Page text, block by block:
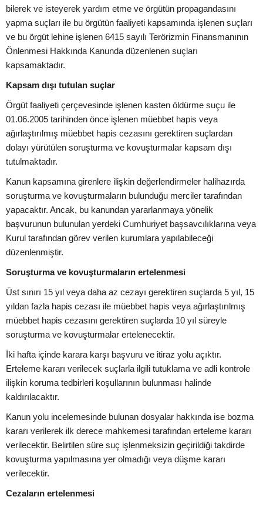
bilerek ve isteyerek yardım etme ve örgütün propagandasını
yapma suçları ile bu örgütün faaliyeti kapsamında işlenen suçları
ve bu örgüt lehine işlenen 6415 sayılı Terörizmin Finansmanının
Önlenmesi Hakkında Kanunda düzenlenen suçları
kapsamaktadır.
Kapsam dışı tutulan suçlar
Örgüt faaliyeti çerçevesinde işlenen kasten öldürme suçu ile
01.06.2005 tarihinden önce işlenen müebbet hapis veya
ağırlaştırılmış müebbet hapis cezasını gerektiren suçlardan
dolayı yürütülen soruşturma ve kovuşturmalar kapsam dışı
tutulmaktadır.
Kanun kapsamına girenlere ilişkin değerlendirmeler halihazırda
soruşturma ve kovuşturmaların bulunduğu merciler tarafından
yapacaktır. Ancak, bu kanundan yararlanmaya yönelik
başvurunun bulunulan yerdeki Cumhuriyet başsavcılıklarına veya
Kurul tarafından görev verilen kurumlara yapılabileceği
düzenlenmiştir.
Soruşturma ve kovuşturmaların ertelenmesi
Üst sınırı 15 yıl veya daha az cezayı gerektiren suçlarda 5 yıl, 15
yıldan fazla hapis cezası ile müebbet hapis veya ağırlaştırılmış
müebbet hapis cezasını gerektiren suçlarda 10 yıl süreyle
soruşturma ve kovuşturmalar ertelenecektir.
İki hafta içinde karara karşı başvuru ve itiraz yolu açıktır.
Erteleme kararı verilecek suçlarla ilgili tutuklama ve adli kontrole
ilişkin koruma tedbirleri koşullarının bulunması halinde
kaldırılacaktır.
Kanun yolu incelemesinde bulunan dosyalar hakkında ise bozma
kararı verilerek ilk derece mahkemesi tarafından erteleme kararı
verilecektir. Belirtilen süre suç işlenmeksizin geçirildiği takdirde
kovuşturma yapılmasına yer olmadığı veya düşme kararı
verilecektir.
Cezaların ertelenmesi